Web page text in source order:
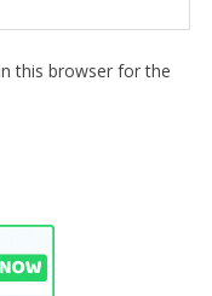
this browser for the